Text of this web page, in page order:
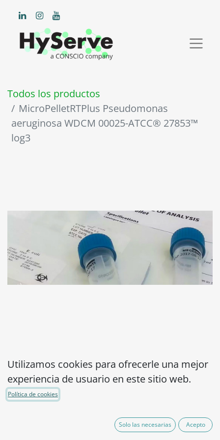
Todos los productos
MicroPelletRTPlus Pseudomonas
aeruginosa WDCM 00025-ATCC® 27853™
log3
MicroPelletRTPlus
Pseudomonas
aeruginosa WDCM
00025-ATCC® 27853™
Utilizamos cookies para ofrecerle una mejor
experiencia de usuario en este sitio web.
Política de cookies
Solo las necesarias Acepto